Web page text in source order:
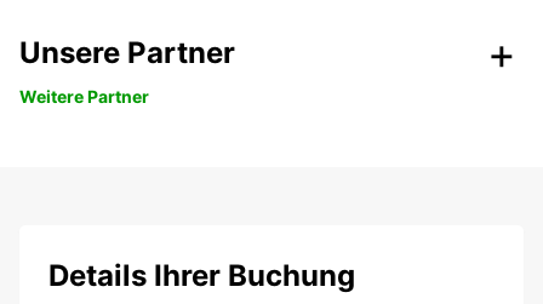
Unsere Partner
Weitere Partner
Details Ihrer Buchung